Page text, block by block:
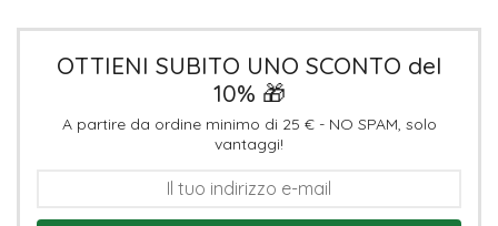
OTTIENI SUBITO UNO SCONTO del
10% 🎁
A partire da ordine minimo di 25 € - NO SPAM, solo
vantaggi!